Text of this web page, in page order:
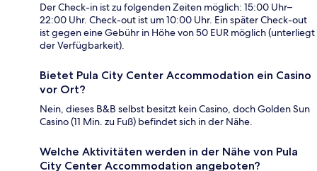
Der Check-in ist zu folgenden Zeiten möglich: 15:00 Uhr–
22:00 Uhr. Check-out ist um 10:00 Uhr. Ein später Check-out
ist gegen eine Gebühr in Höhe von 50 EUR möglich (unterliegt
der Verfügbarkeit).
Bietet Pula City Center Accommodation ein Casino
vor Ort?
Nein, dieses B&B selbst besitzt kein Casino, doch Golden Sun
Casino (11 Min. zu Fuß) befindet sich in der Nähe.
Welche Aktivitäten werden in der Nähe von Pula
City Center Accommodation angeboten?